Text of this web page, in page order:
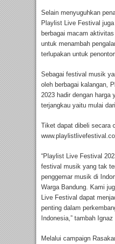
Selain menyuguhkan
Playlist Live Festival
berbagai macam
untuk menambah
terlupakan untuk
Sebagai festival musik
oleh berbagai kalangan,
2023 hadir dengan harga
terjangkau yaitu mulai
Tiket dapat dibeli secara
“Playlist Live Festival
festival musik yang tak
penggemar musik di
Warga Bandung. Kami
Live Festival dapat
penting dalam
Indonesia,” tambah Ignaz
Melalui campaign